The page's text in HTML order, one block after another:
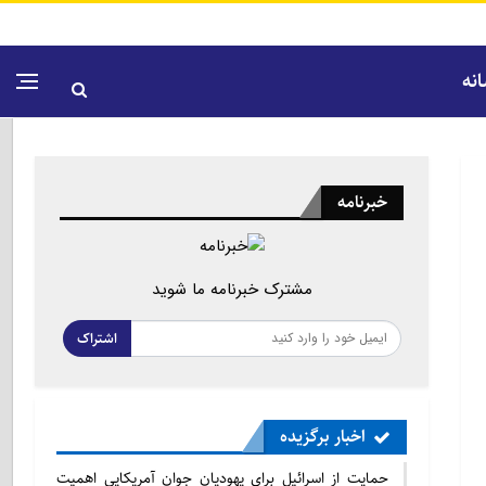
خبرنامه
مشترک خبرنامه ما شوید
اشتراک
اخبار برگزیده
حمایت از اسرائیل برای یهودیان جوان آمریکایی اهمیت